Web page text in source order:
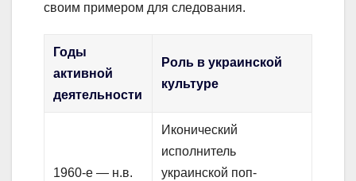
своим примером для следования.
Годы
активной
деятельности
Роль в украинской
культуре
1960-е — н.в.
Иконический
исполнитель
украинской поп-